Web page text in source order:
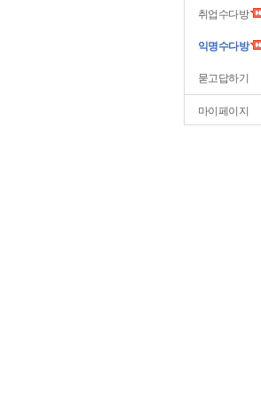
취업수다방
익명수다방
묻고답하기
마이페이지